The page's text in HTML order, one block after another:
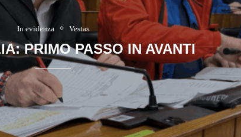
In evidenza Vestas
PRIMO PASSO IN AVANTI